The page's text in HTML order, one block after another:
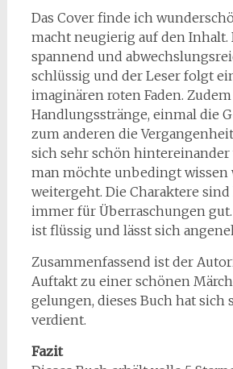
Das Cover finde ich
macht neugierig auf den Inhalt.
spannend und
schlüssig und der Leser folgt
imaginären roten Faden.
Handlungsstränge, einmal die
zum anderen die
sich sehr schön hintereinander
man möchte unbedingt wissen
weitergeht. Die Charaktere
immer für Überraschungen
ist flüssig und lässt sich
Zusammenfassend ist der
Auftakt zu einer schönen
gelungen, dieses Buch hat sich
verdient.
Fazit